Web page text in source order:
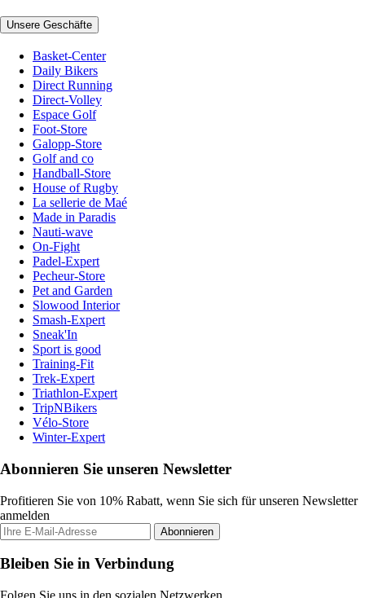
Unsere Geschäfte
Basket-Center
Daily Bikers
Direct Running
Direct-Volley
Espace Golf
Foot-Store
Galopp-Store
Golf and co
Handball-Store
House of Rugby
La sellerie de Maé
Made in Paradis
Nauti-wave
On-Fight
Padel-Expert
Pecheur-Store
Pet and Garden
Slowood Interior
Smash-Expert
Sneak'In
Sport is good
Training-Fit
Trek-Expert
Triathlon-Expert
TripNBikers
Vélo-Store
Winter-Expert
Abonnieren Sie unseren Newsletter
Profitieren Sie von 10% Rabatt, wenn Sie sich für unseren Newsletter
anmelden
Abonnieren
Bleiben Sie in Verbindung
Folgen Sie uns in den sozialen Netzwerken